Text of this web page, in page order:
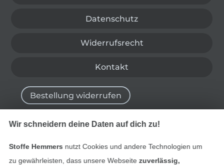
Datenschutz
Widerrufsrecht
Kontakt
Bestellung widerrufen
Wir schneidern deine Daten auf dich zu!
Stoffe Hemmers nutzt Cookies und andere Technologien um
zu gewährleisten, dass unsere Webseite zuverlässig,